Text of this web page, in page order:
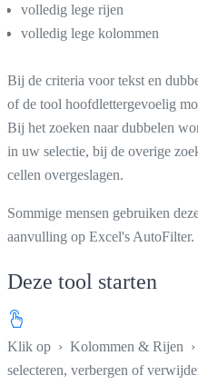
volledig lege rijen
volledig lege kolommen
Bij de criteria voor tekst en
of de tool hoofdlettergevoelig
Bij het zoeken naar dubbelen
in uw selectie, bij de overige
cellen overgeslagen.
Sommige mensen gebruiken
aanvulling op Excel's AutoFilter.
Deze tool starten
Klik op › Kolommen & Rijen ›
selecteren, verbergen of